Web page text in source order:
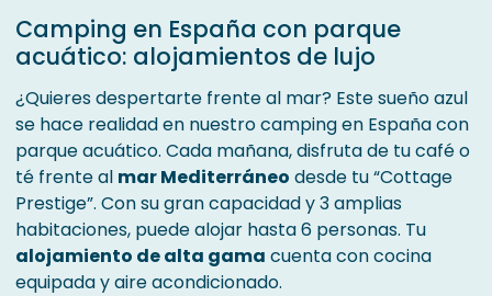
Camping en España con parque
acuático: alojamientos de lujo
¿Quieres despertarte frente al mar? Este sueño azul
se hace realidad en nuestro camping en España con
parque acuático. Cada mañana, disfruta de tu café o
té frente al mar Mediterráneo desde tu “Cottage
Prestige”. Con su gran capacidad y 3 amplias
habitaciones, puede alojar hasta 6 personas. Tu
alojamiento de alta gama cuenta con cocina
equipada y aire acondicionado.